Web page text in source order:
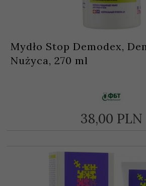
Mydło Stop Demodex,
Nużyca, 270 ml
38,00 PLN